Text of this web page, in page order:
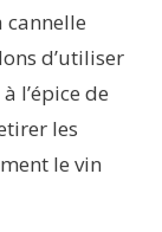
cannelle
d’utiliser
l’épice de
les
le vin